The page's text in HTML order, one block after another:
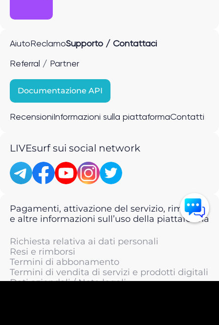
Aiuto ReclamoSupporto / Contattaci
Referral / Partner
Documentazione API
Recensioni Informazioni sulla piattaformaContatti
LIVEsurf sui social network
Pagamenti, attivazione del servizio, rimborsi
e altre informazioni sull’uso della piattaforma
Richiesta relativa ai dati personali
Resi e rimborsi
Termini di abbonamento
Termini di vendita di servizi e prodotti digitali
Dati aziendali / Note legali